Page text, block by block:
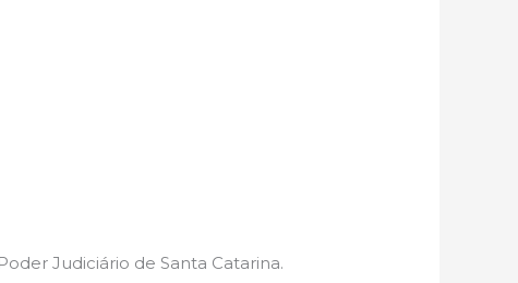
Judiciário de Santa Catarina.